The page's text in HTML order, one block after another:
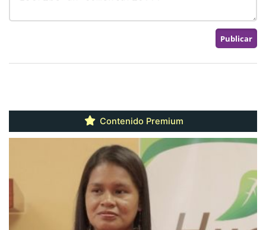
Contenido Premium